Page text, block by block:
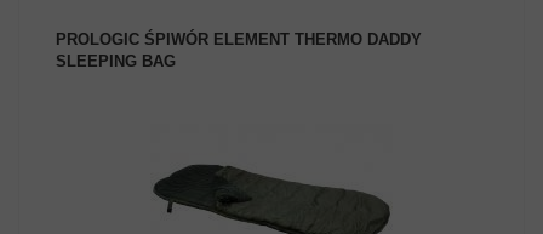
PROLOGIC ŚPIWÓR ELEMENT THERMO DADDY
SLEEPING BAG
ZOBACZ PRODUKT